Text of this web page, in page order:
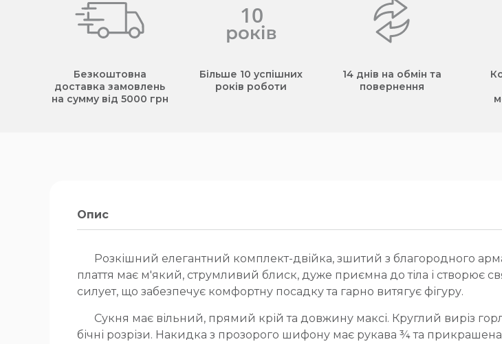
Безкоштовна
доставка замовлень
на сумму від 5000 грн
Більше 10 успішних
років роботи
14 днів на обмін та
повернення
Опис
Розкішний елегантний комплект-двійка, зшитий з благородного
плаття має м'який, струмливий блиск, дуже приємна до тіла і створює
силует, що забезпечує комфортну посадку та гарно витягує фігуру.
Сукня має вільний, прямий крій та довжину максі. Круглий виріз
бічні розрізи. Накидка з прозорого шифону має рукава ¾ та